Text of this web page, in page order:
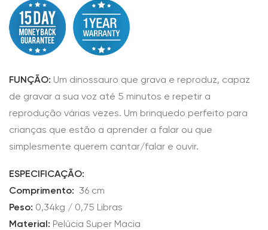
FUNÇÃO: Um dinossauro que grava e reproduz, capaz
de gravar a sua voz até 5 minutos e repetir a
reprodução várias vezes. Um brinquedo perfeito para
crianças que estão a aprender a falar ou que
simplesmente querem cantar/falar e ouvir.
ESPECIFICAÇÃO:
Comprimento: 36 cm
Peso: 0,34kg / 0,75 Libras
Material: Pelúcia Super Macia